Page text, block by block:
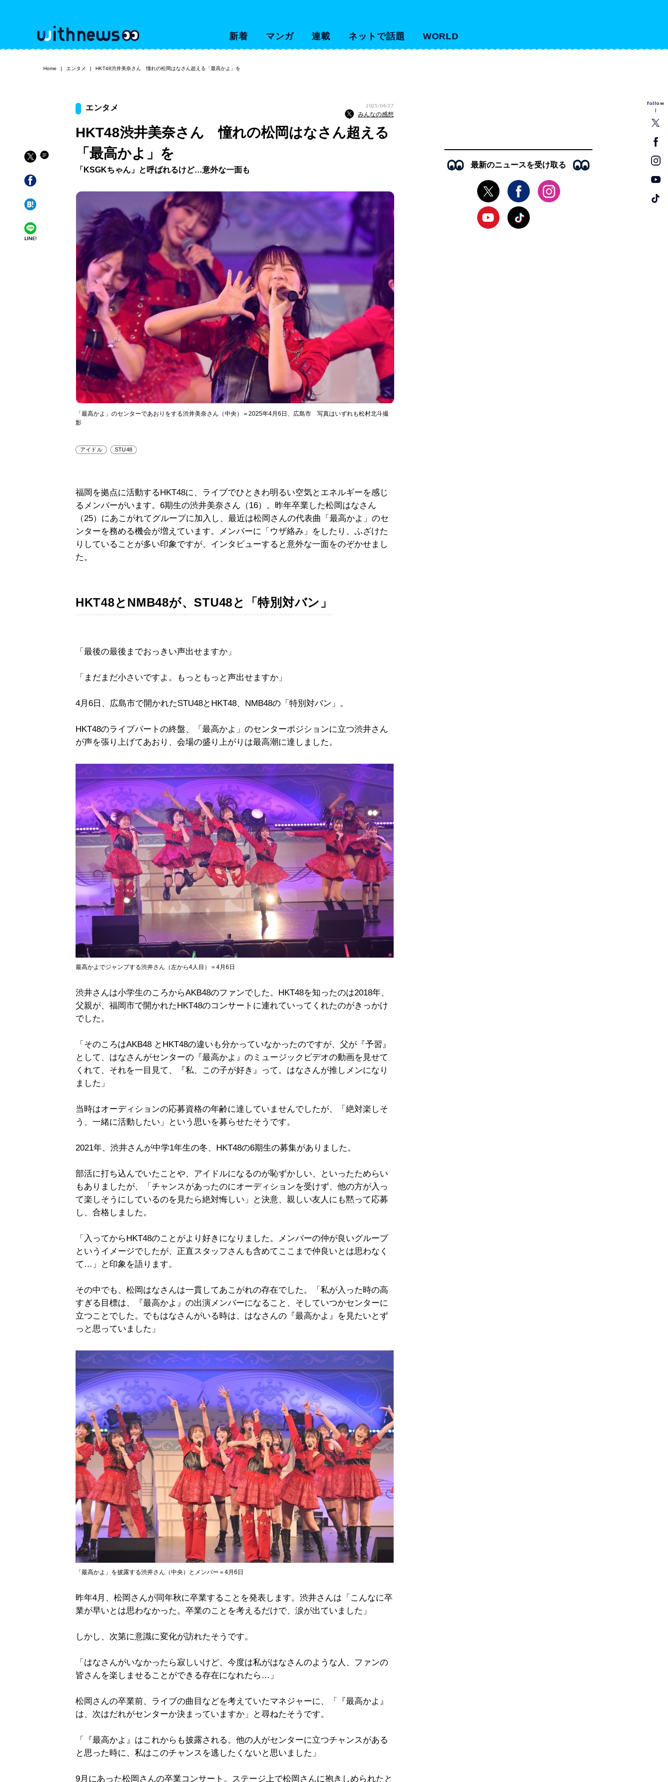
新着 マンガ 連載 ネットで話題 WORLD
follow
Home エンタメ HKT48渋井美奈さん 憧れの松岡はなさん超える「最高かよ」を
LINE!
エンタメ 2025/04/27
みんなの感想
HKT48渋井美奈さん 憧れの松岡はなさん超える
「最高かよ」を
「KSGKちゃん」と呼ばれるけど…意外な一面も
「最高かよ」のセンターであおりをする渋井美奈さん（中央）＝2025年4月6日、広島市 写真はいずれも松村北斗撮
影
アイドル STU48
福岡を拠点に活動するHKT48に、ライブでひときわ明るい空気とエネルギーを感じ
るメンバーがいます。6期生の渋井美奈さん（16）。昨年卒業した松岡はなさん
（25）にあこがれてグループに加入し、最近は松岡さんの代表曲「最高かよ」のセ
ンターを務める機会が増えています。メンバーに「ウザ絡み」をしたり、ふざけた
りしていることが多い印象ですが、インタビューすると意外な一面をのぞかせまし
た。
HKT48とNMB48が、STU48と「特別対バン」
「最後の最後までおっきい声出せますか」
「まだまだ小さいですよ。もっともっと声出せますか」
4月6日、広島市で開かれたSTU48とHKT48、NMB48の「特別対バン」。
HKT48のライブパートの終盤、「最高かよ」のセンターポジションに立つ渋井さん
が声を張り上げてあおり、会場の盛り上がりは最高潮に達しました。
最高かよでジャンプする渋井さん（左から4人目）＝4月6日
渋井さんは小学生のころからAKB48のファンでした。HKT48を知ったのは2018年、
父親が、福岡市で開かれたHKT48のコンサートに連れていってくれたのがきっかけ
でした。
「そのころはAKB48 とHKT48の違いも分かっていなかったのですが、父が『予習』
として、はなさんがセンターの『最高かよ』のミュージックビデオの動画を見せて
くれて、それを一目見て、『私、この子が好き』って。はなさんが推しメンになり
ました」
当時はオーディションの応募資格の年齢に達していませんでしたが、「絶対楽しそ
う、一緒に活動したい」という思いを募らせたそうです。
2021年、渋井さんが中学1年生の冬、HKT48の6期生の募集がありました。
部活に打ち込んでいたことや、アイドルになるのが恥ずかしい、といったためらい
もありましたが、「チャンスがあったのにオーディションを受けず、他の方が入っ
て楽しそうにしているのを見たら絶対悔しい」と決意、親しい友人にも黙って応募
し、合格しました。
「入ってからHKT48のことがより好きになりました。メンバーの仲が良いグループ
というイメージでしたが、正直スタッフさんも含めてここまで仲良いとは思わなく
て…」と印象を語ります。
その中でも、松岡はなさんは一貫してあこがれの存在でした。「私が入った時の高
すぎる目標は、『最高かよ』の出演メンバーになること、そしていつかセンターに
立つことでした。でもはなさんがいる時は、はなさんの『最高かよ』を見たいとず
っと思っていました」
「最高かよ」を披露する渋井さん（中央）とメンバー＝4月6日
昨年4月、松岡さんが同年秋に卒業することを発表します。渋井さんは「こんなに卒
業が早いとは思わなかった。卒業のことを考えるだけで、涙が出ていました」
しかし、次第に意識に変化が訪れたそうです。
「はなさんがいなかったら寂しいけど、今度は私がはなさんのような人、ファンの
皆さんを楽しませることができる存在になれたら…」
松岡さんの卒業前、ライブの曲目などを考えていたマネジャーに、「『最高かよ』
は、次はだれがセンターか決まっていますか」と尋ねたそうです。
「『最高かよ』はこれからも披露される。他の人がセンターに立つチャンスがある
と思った時に、私はこのチャンスを逃したくないと思いました」
9月にあった松岡さんの卒業コンサート。ステージ上で松岡さんに抱きしめられたと
最新のニュースを受け取る